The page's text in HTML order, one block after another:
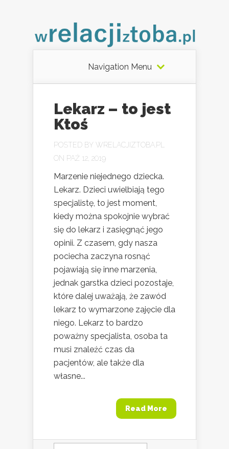
Navigation Menu
Lekarz – to jest
Ktoś
POSTED BY WRELACJIZTOBA.PL
ON PAŹ 12, 2019
Marzenie niejednego dziecka.
Lekarz. Dzieci uwielbiają tego
specjalistę, to jest moment,
kiedy można spokojnie wybrać
się do lekarz i zasięgnąć jego
opinii. Z czasem, gdy nasza
pociecha zaczyna rosnąć
pojawiają się inne marzenia,
jednak garstka dzieci pozostaje,
które dalej uważają, że zawód
lekarz to wymarzone zajęcie dla
niego. Lekarz to bardzo
poważny specjalista, osoba ta
musi znaleźć czas da
pacjentów, ale także dla
własne...
Read More
Szukaj: